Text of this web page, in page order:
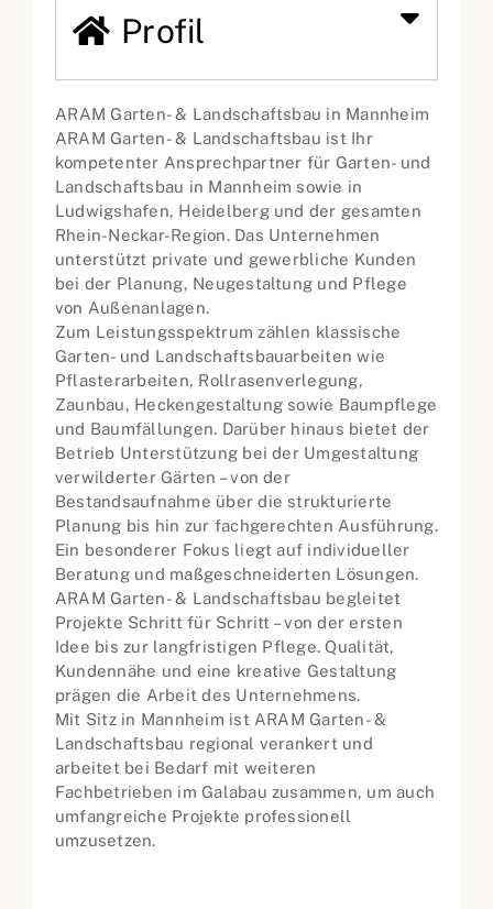
Profil
ARAM Garten- & Landschaftsbau in Mannheim
ARAM Garten- & Landschaftsbau ist Ihr
kompetenter Ansprechpartner für Garten- und
Landschaftsbau in Mannheim sowie in
Ludwigshafen, Heidelberg und der gesamten
Rhein-Neckar-Region. Das Unternehmen
unterstützt private und gewerbliche Kunden
bei der Planung, Neugestaltung und Pflege
von Außenanlagen.
Zum Leistungsspektrum zählen klassische
Garten- und Landschaftsbauarbeiten wie
Pflasterarbeiten, Rollrasenverlegung,
Zaunbau, Heckengestaltung sowie Baumpflege
und Baumfällungen. Darüber hinaus bietet der
Betrieb Unterstützung bei der Umgestaltung
verwilderter Gärten – von der
Bestandsaufnahme über die strukturierte
Planung bis hin zur fachgerechten Ausführung.
Ein besonderer Fokus liegt auf individueller
Beratung und maßgeschneiderten Lösungen.
ARAM Garten- & Landschaftsbau begleitet
Projekte Schritt für Schritt – von der ersten
Idee bis zur langfristigen Pflege. Qualität,
Kundennähe und eine kreative Gestaltung
prägen die Arbeit des Unternehmens.
Mit Sitz in Mannheim ist ARAM Garten- &
Landschaftsbau regional verankert und
arbeitet bei Bedarf mit weiteren
Fachbetrieben im Galabau zusammen, um auch
umfangreiche Projekte professionell
umzusetzen.